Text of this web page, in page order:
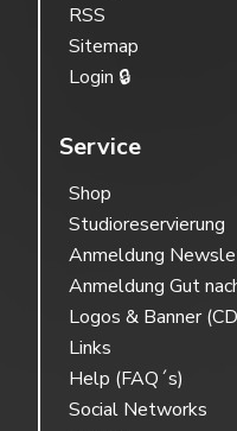
RSS
Sitemap
Login 🔒
Service
Shop
Studioreservierung
Anmeldung
Anmeldung Gut
Logos & Banner
Links
Help (FAQ´s)
Social Networks